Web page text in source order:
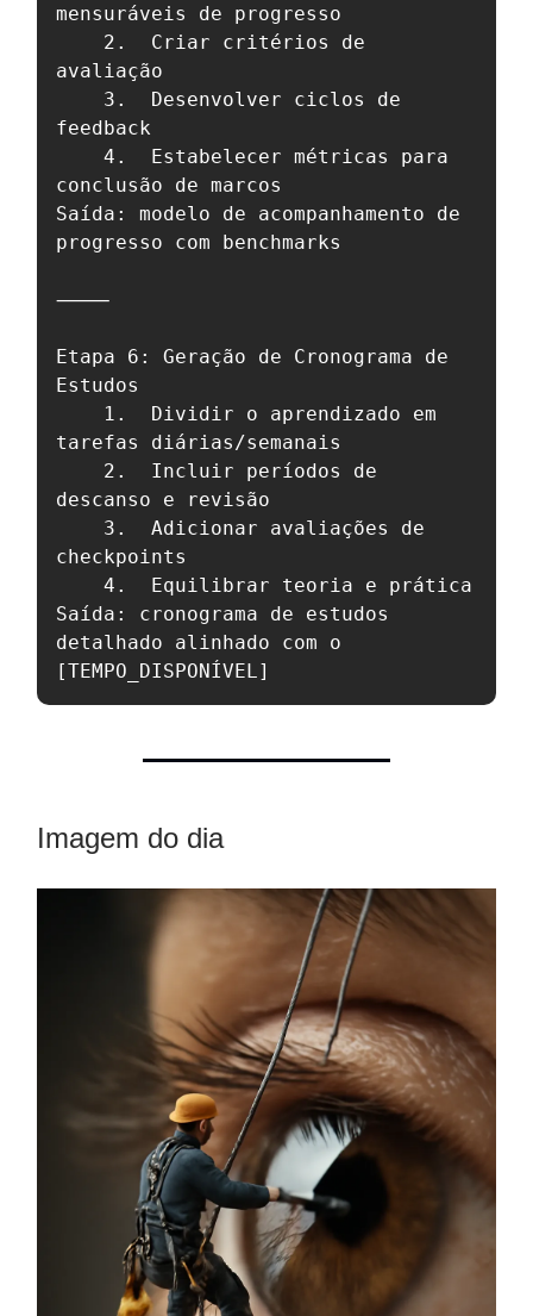
mensuráveis de progresso
avaliação
feedback
conclusão de marcos
Saída: modelo de acompanhamento de
progresso com benchmarks
⸻
Etapa 6: Geração de Cronograma de
Estudos
tarefas diárias/semanais
descanso e revisão
checkpoints
Saída: cronograma de estudos
detalhado alinhado com o
[TEMPO_DISPONÍVEL]
Imagem do dia